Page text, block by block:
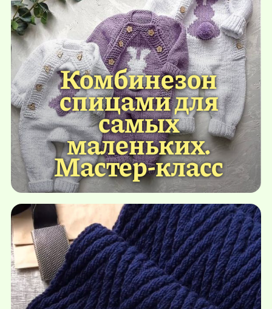
Комбинезон
спицами для
самых
маленьких.
Мастер-класс